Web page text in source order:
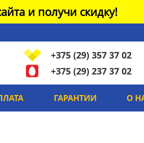
и получи скидку!
+375 (29) 357 37 02
+375 (29) 237 37 02
ГАРАНТИИ О